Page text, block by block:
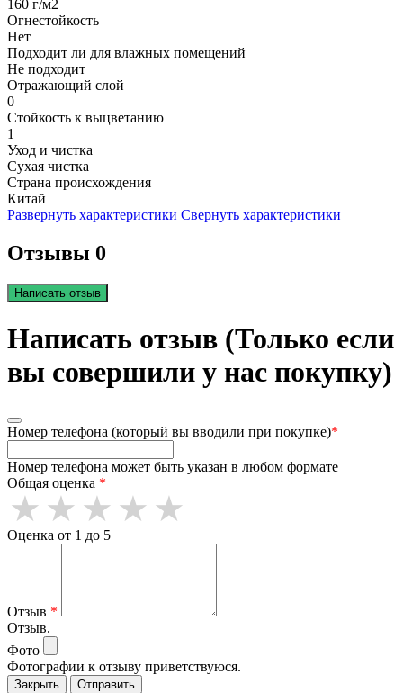
160 г/м2
Огнестойкость
Нет
Подходит ли для влажных помещений
Не подходит
Отражающий слой
0
Стойкость к выцветанию
1
Уход и чистка
Сухая чистка
Страна происхождения
Китай
Развернуть характеристики Свернуть характеристики
Отзывы 0
Написать отзыв
Написать отзыв (Только если
вы совершили у нас покупку)
Номер телефона (который вы вводили при покупке)*
Номер телефона может быть указан в любом формате
Общая оценка *
Оценка от 1 до 5
Отзыв *
Отзыв.
Фото
Фотографии к отзыву приветствуюся.
Закрыть Отправить